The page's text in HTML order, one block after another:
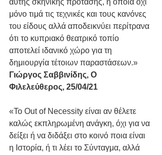
αυτής σκηνικής πρότασης, η οποία όχι
μόνο τιμά τις τεχνικές και τους κανόνες
του είδους αλλά αποδεικνύει περίτρανα
ότι το κυπριακό θεατρικό τοπίο
αποτελεί ιδανικό χώρο για τη
δημιουργία τέτοιων παραστάσεων.»
Γιώργος Σαββινίδης, Ο
Φιλελεύθερος, 25/04/21
«Το Out of Necessity είναι αν θέλετε
καλώς εκπληρωμένη ανάγκη, όχι για να
δείξει ή να διδάξει στο κοινό ποια είναι
η Ιστορία, ή τι λέει το Σύνταγμα, αλλά